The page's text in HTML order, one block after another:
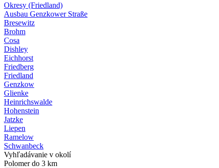
Okresy (Friedland)
Ausbau Genzkower Straße
Bresewitz
Brohm
Cosa
Dishley
Eichhorst
Friedberg
Friedland
Genzkow
Glienke
Heinrichswalde
Hohenstein
Jatzke
Liepen
Ramelow
Schwanbeck
Vyhľadávanie v okolí
Polomer do 3 km